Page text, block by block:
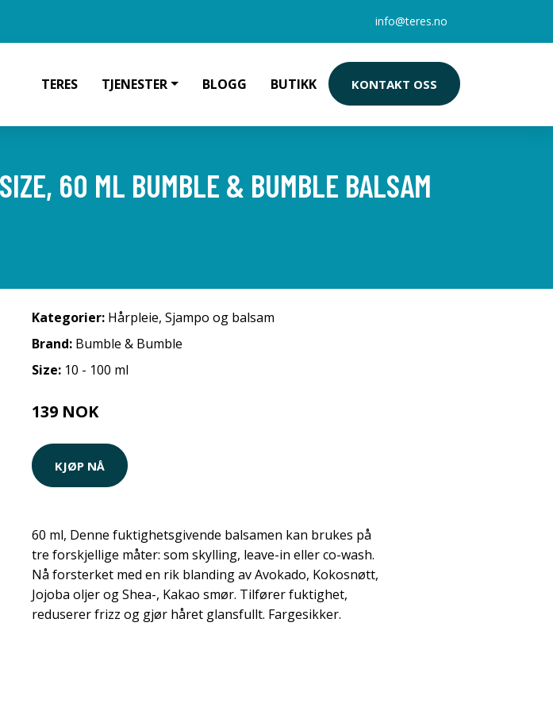
info@teres.no
TERES TJENESTER BLOGG BUTIKK KONTAKT OSS
60 ML BUMBLE & BUMBLE BALSAM
Kategorier: Hårpleie, Sjampo og balsam
Brand: Bumble & Bumble
Size: 10 - 100 ml
139 NOK
KJØP NÅ
60 ml, Denne fuktighetsgivende balsamen kan brukes på
tre forskjellige måter: som skylling, leave-in eller co-wash.
Nå forsterket med en rik blanding av Avokado, Kokosnøtt,
Jojoba oljer og Shea-, Kakao smør. Tilfører fuktighet,
reduserer frizz og gjør håret glansfullt. Fargesikker.